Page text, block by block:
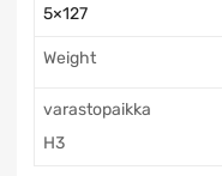
5×127
Weight
varastopaikka
H3